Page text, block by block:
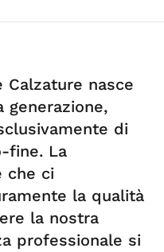
Calzature nasce
generazione,
di
fine. La
che ci
la qualità
la nostra
professionale si